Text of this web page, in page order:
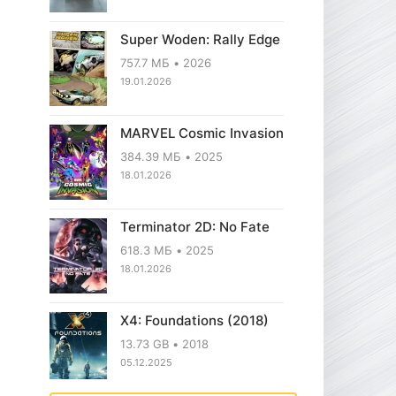
Super Woden: Rally Edge
757.7 МБ 2026
19.01.2026
MARVEL Cosmic Invasion
384.39 МБ 2025
18.01.2026
Terminator 2D: No Fate
618.3 МБ 2025
18.01.2026
X4: Foundations (2018)
13.73 GB 2018
05.12.2025